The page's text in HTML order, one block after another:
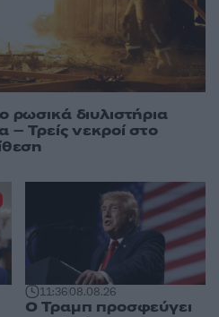
διυλιστήρια
– Τρείς νεκροί στο
11:3608.08.26
Ο Τραμπ προσφεύγει